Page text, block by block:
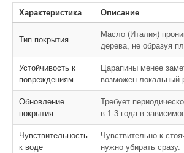
Характеристика Описание
Тип покрытия
Масло (Италия)
дерева, не образуя
Устойчивость к
повреждениям
Царапины менее
возможен локальный
Обновление
покрытия
Требует
в 1-3 года в
Чувствительность
к воде
Чувствительно к
нужно убирать сразу.